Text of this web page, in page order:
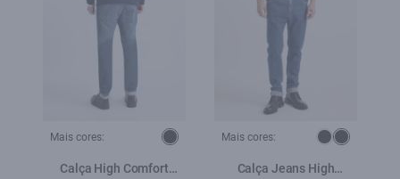
Mais cores:
Calça High Comfort
Mais cores:
Calça Jeans High